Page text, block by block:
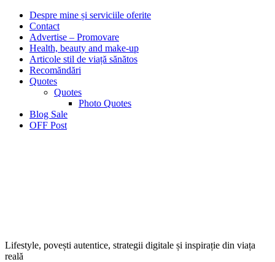
Despre mine și serviciile oferite
Contact
Advertise – Promovare
Health, beauty and make-up
Articole stil de viață sănătos
Recomăndări
Quotes
Quotes
Photo Quotes
Blog Sale
OFF Post
Lifestyle, povești autentice, strategii digitale și inspirație din viața
reală